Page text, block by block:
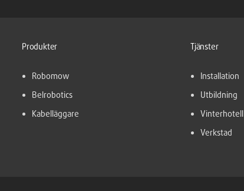
Produkter
Robomow
Belrobotics
Kabelläggare
Tjänster
Installation
Utbildning
Vinterhotell
Verkstad